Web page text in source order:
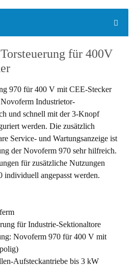
für 400V
970 für 400 V mit CEE-Stecker
Industrietor-
und schnell mit der 3-Knopf
werden. Die zusätzlich
Service- und Wartungsanzeige ist
der Novoferm 970 sehr hilfreich.
für zusätzliche Nutzungen
individuell angepasst werden.
für Industrie-Sektionaltore
Novoferm 970 für 400 V mit
Aufsteckantriebe bis 3 kW